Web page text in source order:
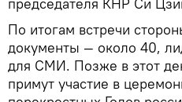
По итогам встречи
документы — около 40,
для СМИ. Позже в этот
примут участие в